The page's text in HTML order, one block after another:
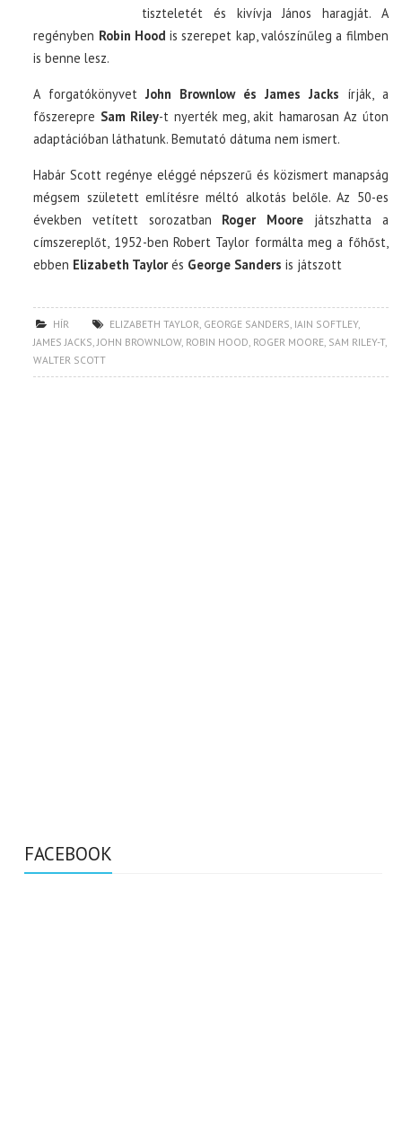
tiszteletét és kivívja János haragját. A
regényben Robin Hood is szerepet kap, valószínűleg a filmben
is benne lesz.
A forgatókönyvet John Brownlow és James Jacks írják, a
főszerepre Sam Riley-t nyerték meg, akit hamarosan Az úton
adaptációban láthatunk. Bemutató dátuma nem ismert.
Habár Scott regénye eléggé népszerű és közismert manapság
mégsem született említésre méltó alkotás belőle. Az 50-es
években vetített sorozatban Roger Moore játszhatta a
címszereplőt, 1952-ben Robert Taylor formálta meg a főhőst,
ebben Elizabeth Taylorés George Sanders is játszott
HÍR ELIZABETH TAYLOR, GEORGE SANDERS, IAIN SOFTLEY,
JAMES JACKS,JOHN BROWNLOW, ROBIN HOOD, ROGER MOORE, SAM RILEY-T,
WALTER SCOTT
FACEBOOK